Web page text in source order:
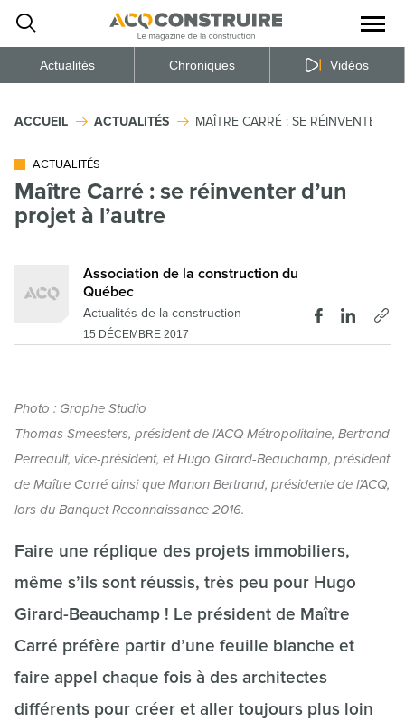
la
du
Actualités Chroniques Vidéos
ACCUEIL ACTUALITÉS MAÎTRE CARRÉ : SE RÉINVENTER
ACTUALITÉS
Maître Carré : se réinventer d’un
projet à l’autre
Association de la construction du
Québec
Actualités de la construction
15 DÉCEMBRE 2017
Photo : Graphe Studio
Thomas Smeesters, président de l’ACQ Métropolitaine, Bertrand
Perreault, vice-président, et Hugo Girard-Beauchamp, président
de Maître Carré ainsi que Manon Bertrand, présidente de l’ACQ,
lors du Banquet Reconnaissance 2016.
Faire une réplique des projets immobiliers,
même s’ils sont réussis, très peu pour Hugo
Girard-Beauchamp ! Le président de Maître
Carré préfère partir d’une feuille blanche et
faire appel chaque fois à des architectes
différents pour créer et aller toujours plus loin